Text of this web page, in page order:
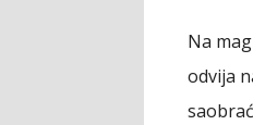
Na
odvija